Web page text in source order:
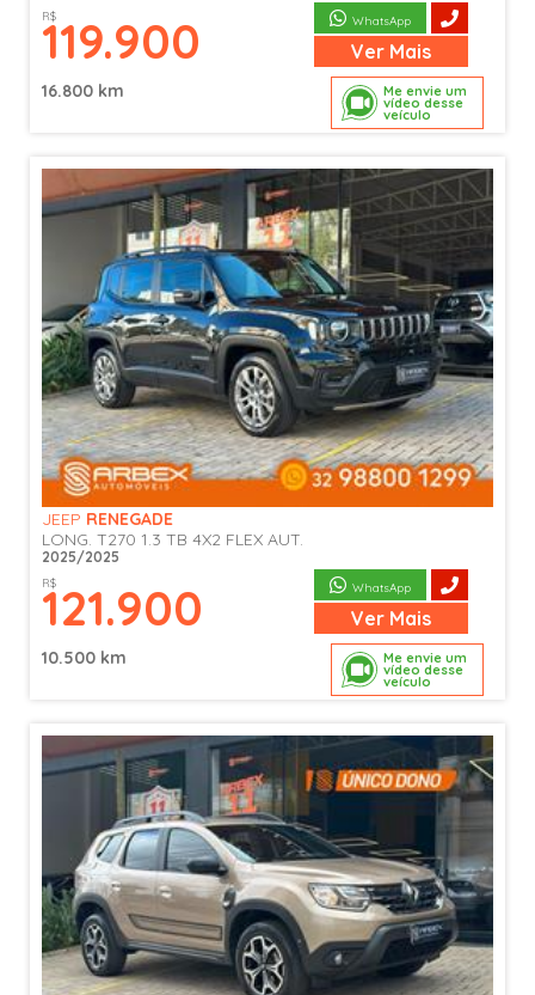
Me envie um
vídeo desse
veículo
R$
119.900 WhatsApp
Ver Mais
16.800 km
Me envie um
vídeo desse
veículo
JEEP RENEGADE
LONG. T270 1.3 TB 4X2 FLEX AUT.
2025/2025
R$
121.900 WhatsApp
Ver Mais
10.500 km